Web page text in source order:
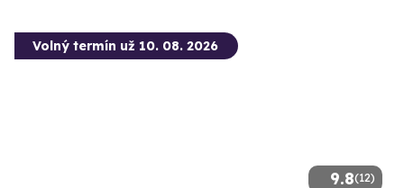
9.8(12)
Volný termín už 10. 08. 2026